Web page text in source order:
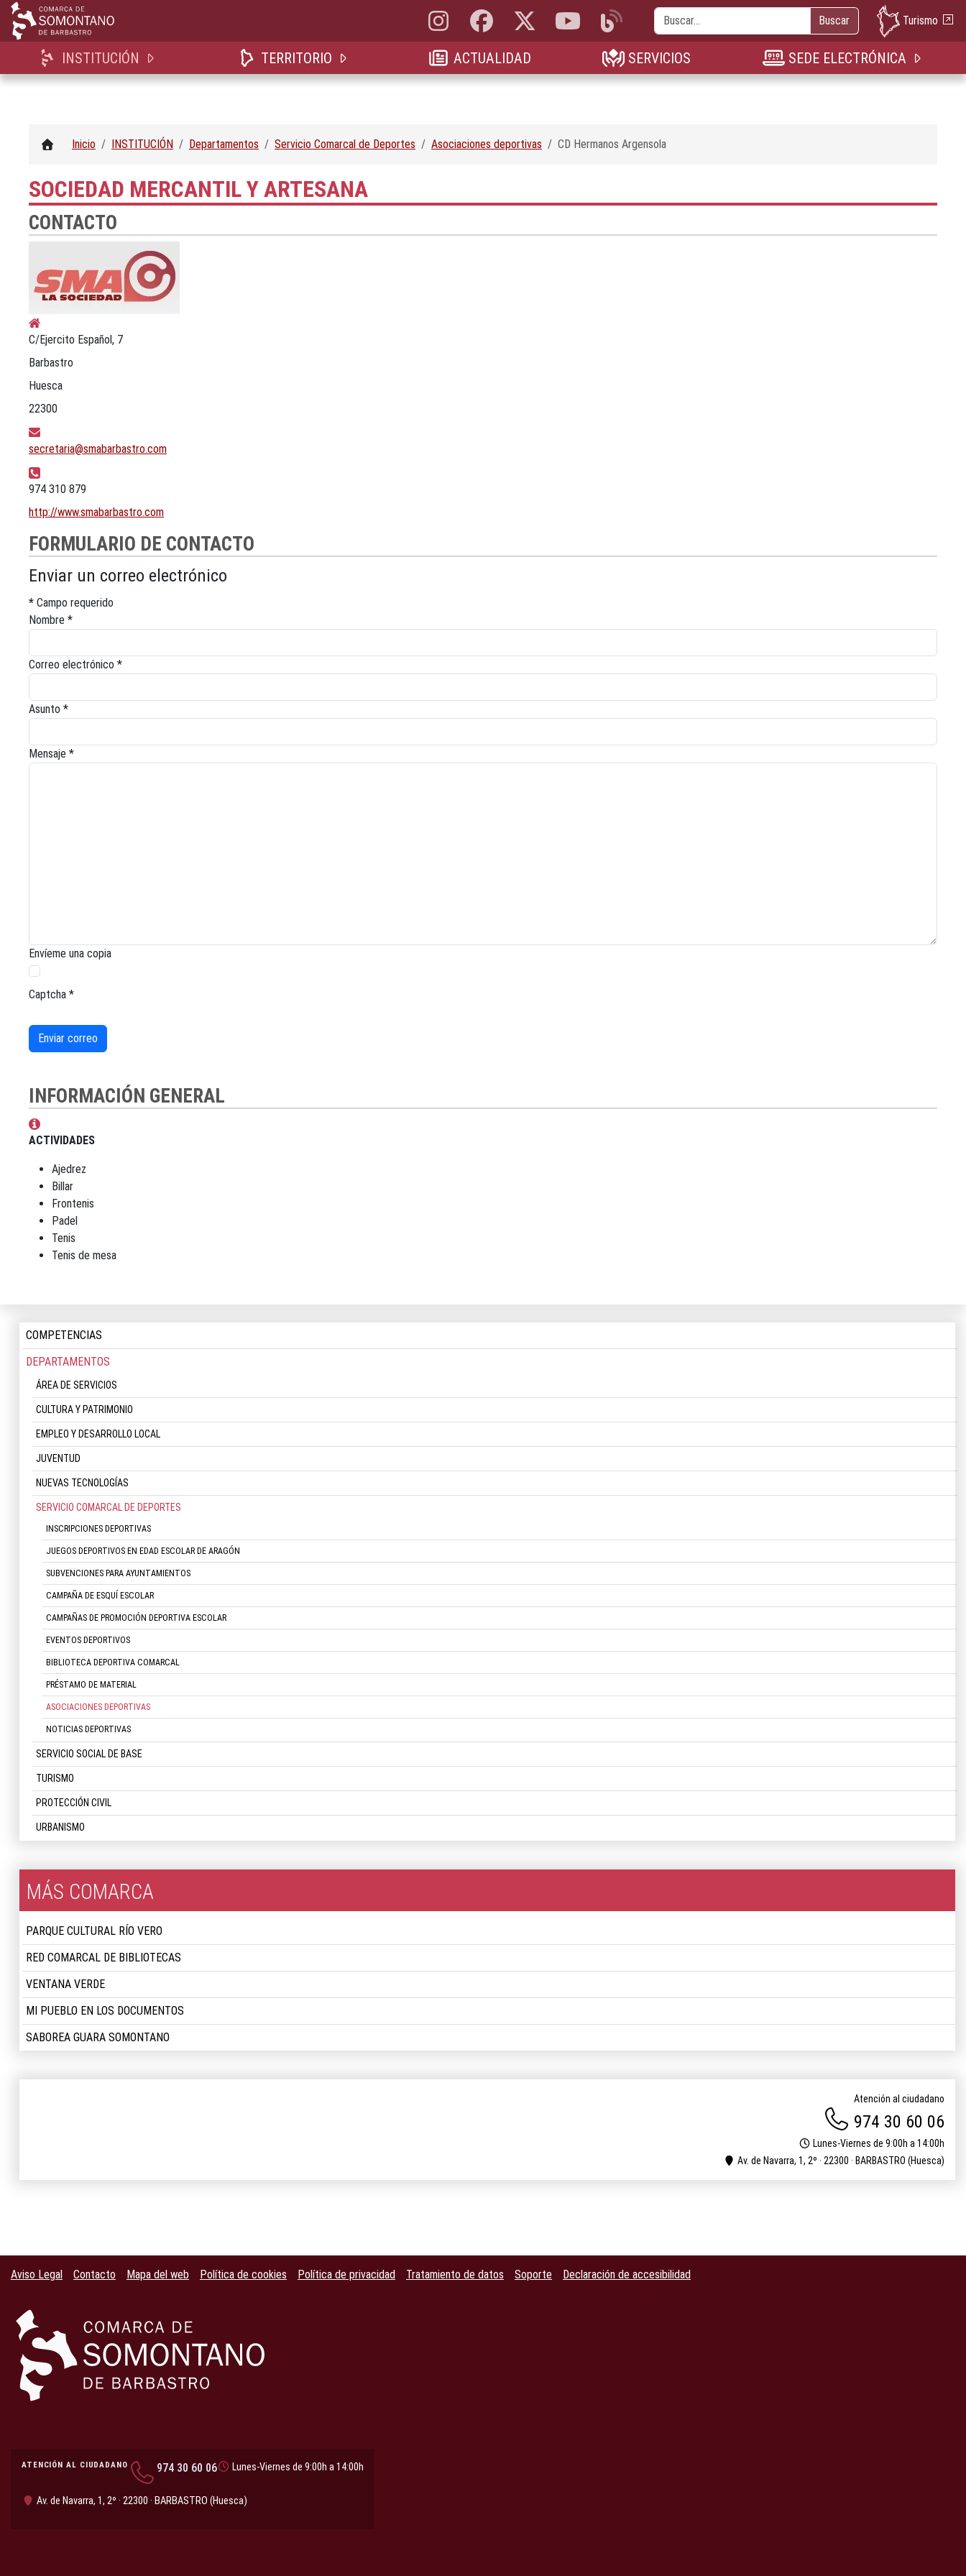
Instagram, abre en nueva pestaña
Facebook, abre en nueva pestaña
X, antes Twitter, abre en nueva pestaña
YouTube, abre en nueva pestaña
Blog, abre en nueva pestaña
Buscar Buscar Turismo
INSTITUCIÓN TERRITORIO ACTUALIDAD SERVICIOS SEDE ELECTRÓNICA
Inicio INSTITUCIÓN Departamentos Servicio Comarcal de Deportes Asociaciones deportivas CD Hermanos Argensola
SOCIEDAD MERCANTIL Y ARTESANA
CONTACTO
Dirección postal:
C/Ejercito Español, 7
Barbastro
Huesca
22300
Correo electrónico:
secretaria@smabarbastro.com
Teléfono:
974 310 879
Sitio web:
http://www.smabarbastro.com
FORMULARIO DE CONTACTO
Enviar un correo electrónico
* Campo requerido
Nombre *
Correo electrónico *
Asunto *
Mensaje *
Envíeme una copia
Captcha *
Enviar correo
INFORMACIÓN GENERAL
Información general
ACTIVIDADES
Ajedrez
Billar
Frontenis
Padel
Tenis
Tenis de mesa
COMPETENCIAS
DEPARTAMENTOS
ÁREA DE SERVICIOS
CULTURA Y PATRIMONIO
EMPLEO Y DESARROLLO LOCAL
JUVENTUD
NUEVAS TECNOLOGÍAS
SERVICIO COMARCAL DE DEPORTES
INSCRIPCIONES DEPORTIVAS
JUEGOS DEPORTIVOS EN EDAD ESCOLAR DE ARAGÓN
SUBVENCIONES PARA AYUNTAMIENTOS
CAMPAÑA DE ESQUÍ ESCOLAR
CAMPAÑAS DE PROMOCIÓN DEPORTIVA ESCOLAR
EVENTOS DEPORTIVOS
BIBLIOTECA DEPORTIVA COMARCAL
PRÉSTAMO DE MATERIAL
ASOCIACIONES DEPORTIVAS
NOTICIAS DEPORTIVAS
SERVICIO SOCIAL DE BASE
TURISMO
PROTECCIÓN CIVIL
URBANISMO
MÁS COMARCA
PARQUE CULTURAL RÍO VERO
RED COMARCAL DE BIBLIOTECAS
VENTANA VERDE
MI PUEBLO EN LOS DOCUMENTOS
SABOREA GUARA SOMONTANO
Atención al ciudadano
974 30 60 06
Lunes-Viernes de 9:00h a 14:00h
Av. de Navarra, 1, 2º · 22300 · BARBASTRO (Huesca)
Aviso Legal Contacto Mapa del web Política de cookies Política de privacidad Tratamiento de datos Soporte Declaración de accesibilidad
ATENCIÓN AL CIUDADANO 974 30 60 06 Lunes-Viernes de 9:00h a 14:00h
Av. de Navarra, 1, 2º · 22300 · BARBASTRO (Huesca)